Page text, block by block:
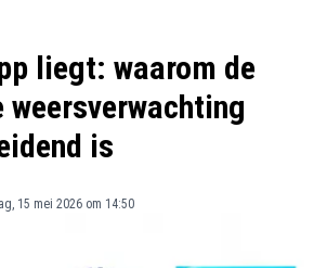
liegt: waarom de
is
15 mei 2026 om 14:50